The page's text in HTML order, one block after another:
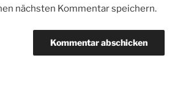
nächsten Kommentar speichern.